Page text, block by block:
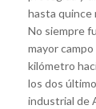
hasta quince
No siempre
mayor
kilómetro
los dos
industrial de